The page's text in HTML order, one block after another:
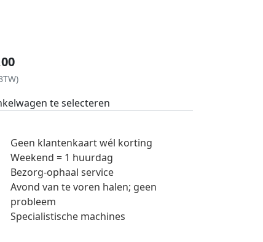
te selecteren
Geen klantenkaart wél korting
Weekend = 1 huurdag
Bezorg-ophaal service
Avond van te voren halen; geen
probleem
Specialistische machines